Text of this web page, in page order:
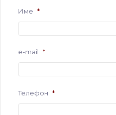
Име *
e-mail *
Телефон *